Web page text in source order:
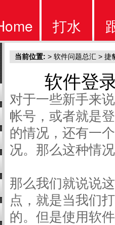
首页
打水
软件
当前位置: > 软件问题总汇 > 捷
软件登
对于一些新手来
帐号，或者就是
的情况，还有一
况。那么这种情
那么我们就说说
点，就是当我们
的。但是使用软